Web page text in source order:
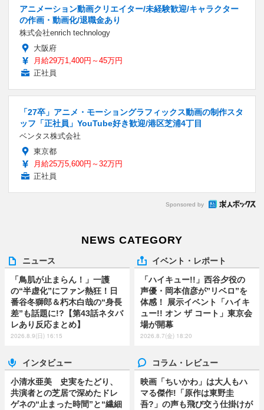
アニメーション動画クリエイター/未経験歓迎/キャラクター
の作画・動画化/退職金あり
株式会社enrich technology
大阪府
月給29万1,400円～45万円
正社員
「27卒」アニメ・モーショングラフィックス動画の制作スタ
ッフ「正社員」YouTube好き歓迎/港区芝浦4丁目
ベンタス株式会社
東京都
月給25万5,600円～32万円
正社員
Sponsored by
NEWS CATEGORY
ニュース
「鳥肌が止まらん！」一護
の“半虚化”にファン熱狂！日
番谷冬獅郎＆朽木白哉の“身長
差”も話題に!?【第43話ネタバ
レあり反応まとめ】
2026.8.9(日) 16:15
イベント・レポート
「ハイキュー!!」西谷夕役の
声優・岡本信彦が”リベロ”を
体感！ 展示イベント「ハイキ
ュー!! オン ザ コート」東京会
場が開幕
2026.8.7(金) 18:20
インタビュー
小清水亜美 史実をたどり、
共演者との芝居で深めたドレ
ゲネの“止まった時間”と“繊細
コラム・レビュー
映画「ちいかわ」は大人もハ
マる傑作!「原作は東野圭
吾?」の声も飛び交う仕掛けが